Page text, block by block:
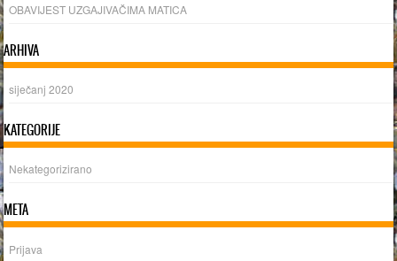
OBAVIJEST UZGAJIVAČIMA MATICA
ARHIVA
siječanj 2020
KATEGORIJE
Nekategorizirano
META
Prijava